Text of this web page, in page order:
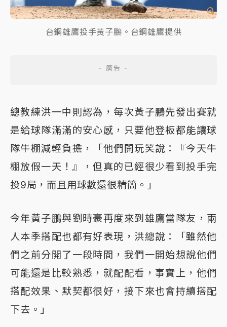
台鋼雄鷹投手黃子鵬。台鋼雄鷹提供
總教練洪一中則認為，每次黃子鵬先發出賽就
是給球隊滿滿的安心感，只要他登板都能讓球
隊牛棚減輕負擔，「他們開玩笑說：『今天牛
棚放假一天！』，但真的已經很少看到投手完
投9局，而且用球數還很精簡。」
今年黃子鵬與劉時豪再度來到雄鷹當隊友，兩
人本季搭配也都有好表現，洪總說：「雖然他
們之前分開了一段時間，我們一開始想說他們
可能還是比較熟悉，就配配看，事實上，他們
搭配效果、默契都很好，接下來也會持續搭配
下去。」